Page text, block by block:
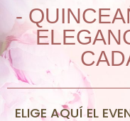
-
ELIGE AQUÍ EL